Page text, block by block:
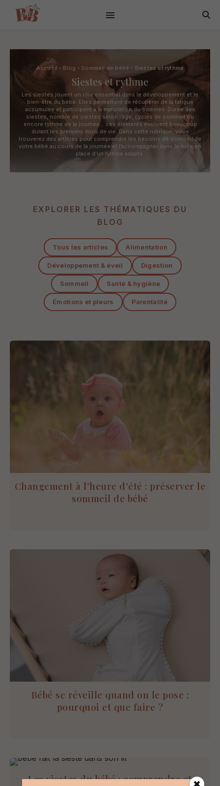
Accueil › Blog › Sommeil de bébé › Siestes et rythme
Siestes et rythme
Les siestes jouent un rôle essentiel dans le développement et le
bien-être du bébé. Elles permettent de récupérer de la fatigue
accumulée et participent à la maturation du sommeil. Durée des
siestes, nombre de siestes selon l’âge, cycles de sommeil ou
encore rythme de la journée… ces éléments évoluent beaucoup
durant les premiers mois de vie. Dans cette rubrique, vous
trouverez des articles pour comprendre les besoins de sommeil de
votre bébé au cours de la journée et l’accompagner dans la mise en
place d’un rythme adapté.
EXPLORER LES THÉMATIQUES DU
BLOG
Tous les articles Alimentation
Développement & éveil Digestion
Sommeil Santé & hygiène
Émotions et pleurs Parentalité
Changement à l’heure d’été : préserver le
sommeil de bébé
Bébé se réveille quand on le pose :
pourquoi et que faire ?
Les siestes du bébé : comprendre et